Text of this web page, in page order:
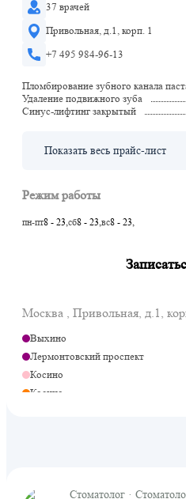
37 врачей
Привольная, д.1, корп. 1
+7 495 984-96-13
Пломбирование зубного канала
Удаление подвижного зуба
Синус-лифтинг закрытый
Показать весь прайс-лист
Режим работы
пн-пт8 - 23,сб8 - 23,вс8 - 23,
Москва , Привольная, д.1,
Выхино
Лермонтовский проспект
Косино
Косино
Стоматолог ·